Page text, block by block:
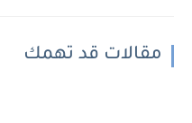
مقالات قد تهمك